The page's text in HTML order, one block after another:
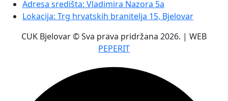
Adresa središta: Vladimira Nazora 5a
Lokacija: Trg hrvatskih branitelja 15, Bjelovar
CUK Bjelovar © Sva prava pridržana 2026. | WEB
PEPERIT